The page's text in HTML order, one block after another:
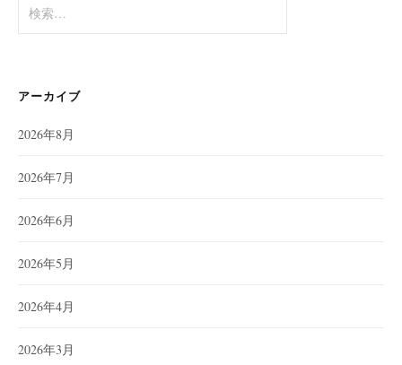
索:
アーカイブ
2026年8月
2026年7月
2026年6月
2026年5月
2026年4月
2026年3月